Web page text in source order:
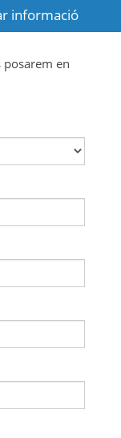
informació
en